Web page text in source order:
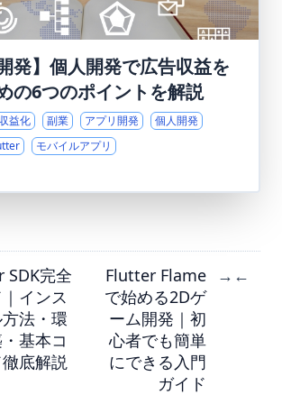
発】個人開発で広告収益を
の6つのポイントを解説
益化 副業 アプリ開発
個人開発
モバイルアプリ
SDK完全
インス
方法・環
基本コ
底解説
Flutter Flame
で始める2Dゲ
ーム開発｜初
心者でも簡単
にできる入門
ガイド
→ ←